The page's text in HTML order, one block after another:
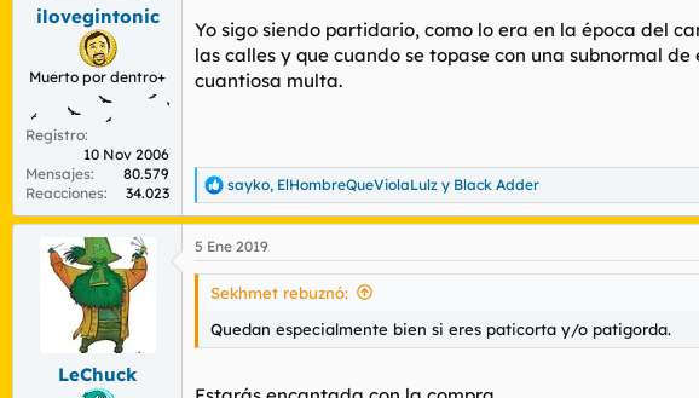
:
ilovegintonic
Muerto por dentro+
Registro
10 Nov 2006
Mensajes
80.579
Reacciones
34.023
Yo sigo siendo partidario, como lo era en la época del
las calles y que cuando se topase con una subnormal
cuantiosa multa.
R
e
a
c
c
n
e
:
sayko, ElHombreQueViolaLulz y Black Adder
LeChuck
5 Ene 2019
Sekhmet rebuznó:
Quedan especialmente bien si eres paticorta y/o patigorda.